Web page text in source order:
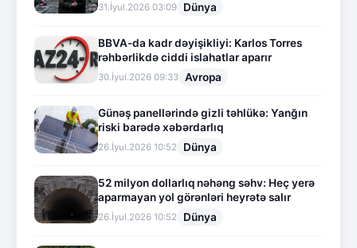
31.İyul.2026 03:09 Dünya
BBVA-da kadr dəyişikliyi: Karlos Torres
rəhbərlikdə ciddi islahatlar aparır
30.İyul.2026 09:33 Avropa
Günəş panellərində gizli təhlükə: Yanğın
riski barədə xəbərdarlıq
26.İyul.2026 10:52 Dünya
52 milyon dollarlıq nəhəng səhv: Heç yerə
aparmayan yol görənləri heyrətə salır
26.İyul.2026 10:52 Dünya